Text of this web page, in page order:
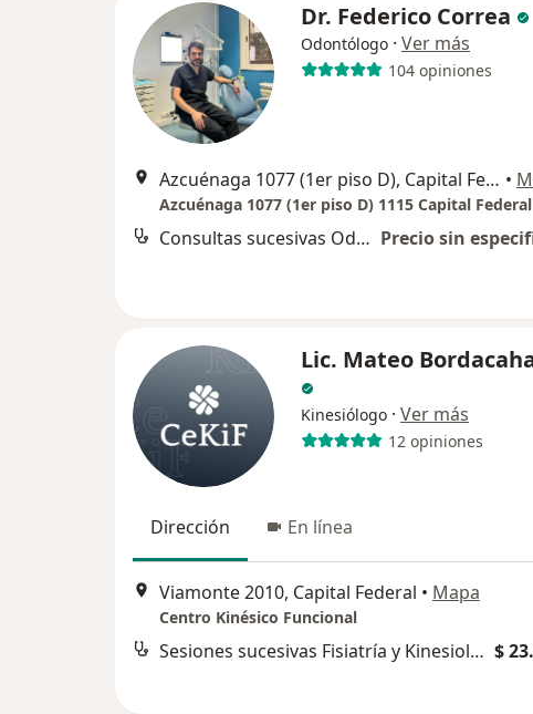
Dr. Federico Correa
Odontólogo · Ver más
104 opiniones
Azcuénaga 1077 (1er piso D), Capital Federal •
Azcuénaga 1077 (1er piso D) 1115 Capital Federal
Consultas sucesivas Odontología Precio sin
Lic. Mateo
Kinesiólogo · Ver más
12 opiniones
Dirección En línea
Viamonte 2010, Capital Federal • Mapa
Centro Kinésico Funcional
Sesiones sucesivas Fisiatría y Kinesiología $